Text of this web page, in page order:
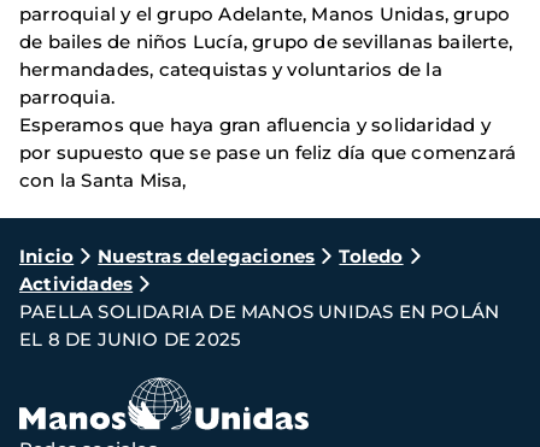
parroquial y el grupo Adelante, Manos Unidas, grupo
de bailes de niños Lucía, grupo de sevillanas bailerte,
hermandades, catequistas y voluntarios de la
parroquia.
Esperamos que haya gran afluencia y solidaridad y
por supuesto que se pase un feliz día que comenzará
con la Santa Misa,
Ruta
de
navegación
Inicio Nuestras delegaciones
Toledo
Actividades
PAELLA SOLIDARIA DE MANOS UNIDAS EN POLÁN
EL 8 DE JUNIO DE 2025